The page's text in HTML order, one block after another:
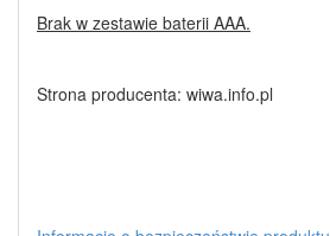
Brak w zestawie baterii AAA.
Strona producenta: wiwa.info.pl